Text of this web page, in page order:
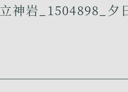
立神岩_1504898_夕